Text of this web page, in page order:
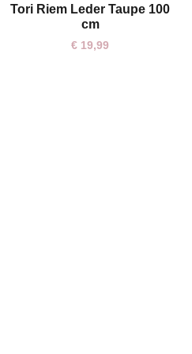
Tori Riem Leder Taupe 100
cm
€ 19,99